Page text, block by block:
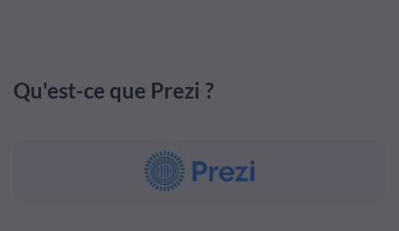
Qu'est-ce que Prezi ?